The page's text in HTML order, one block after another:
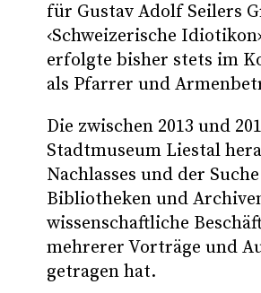
für Gustav Adolf Seilers
‹Schweizerische
erfolgte bisher stets im
als Pfarrer und
Die zwischen 2013 und
Stadtmuseum Liestal
Nachlasses und der
Bibliotheken und
wissenschaftliche
mehrerer Vorträge und
getragen hat.